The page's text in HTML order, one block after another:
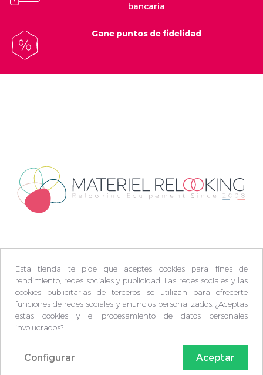
bancaria
Gane puntos de fidelidad
© Matèriel Relooking 2009-2026 - -Mentions légales
Politique de confidentialité
Esta tienda te pide que aceptes cookies para fines de
rendimiento, redes sociales y publicidad. Las redes sociales y las
cookies publicitarias de terceros se utilizan para ofrecerte
funciones de redes sociales y anuncios personalizados. ¿Aceptas
estas cookies y el procesamiento de datos personales
involucrados?
Aceptar
Configurar